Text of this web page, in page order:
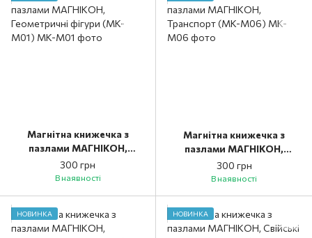
Магнітна книжечка з
пазлами МАГНІКОН,
Геометричні фігури (MK-
М01)
300 грн
В наявності
Магнітна книжечка з
пазлами МАГНІКОН,
Транспорт (MK-М06)
300 грн
В наявності
НОВИНКА НОВИНКА